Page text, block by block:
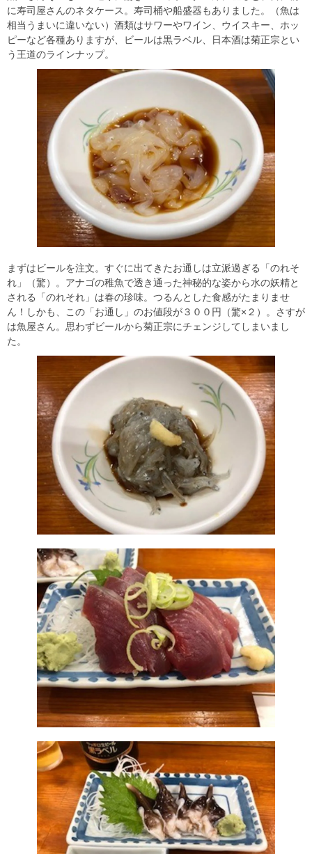
に寿司屋さんのネタケース。寿司桶や船盛器もありました。（魚は
相当うまいに違いない）酒類はサワーやワイン、ウイスキー、ホッ
ピーなど各種ありますが、ビールは黒ラベル、日本酒は菊正宗とい
う王道のラインナップ。
まずはビールを注文。すぐに出てきたお通しは立派過ぎる「のれそ
れ」（驚）。アナゴの稚魚で透き通った神秘的な姿から水の妖精と
される「のれそれ」は春の珍味。つるんとした食感がたまりませ
ん！しかも、この「お通し」のお値段が３００円（驚×２）。さすが
は魚屋さん。思わずビールから菊正宗にチェンジしてしまいまし
た。